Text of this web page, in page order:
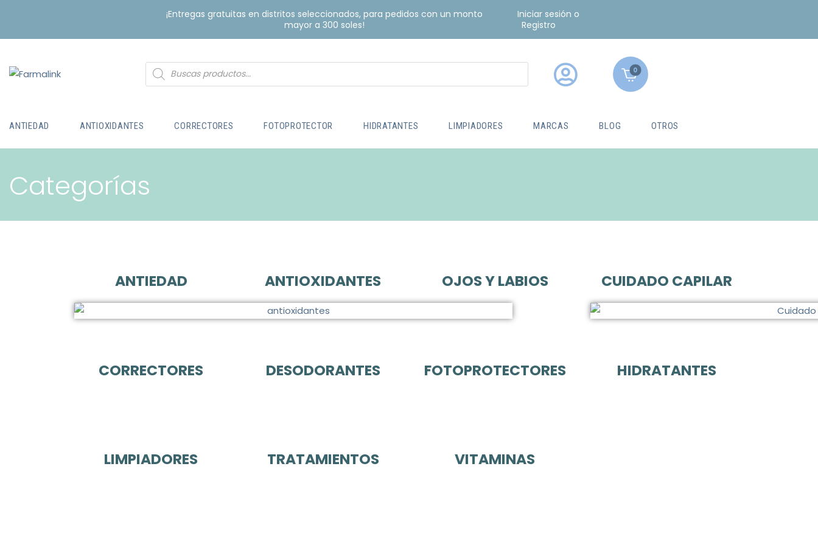
¡Entregas gratuitas en distritos seleccionados, para pedidos con un monto
mayor a 300 soles!
Iniciar sesión o
Registro
0
ANTIEDAD ANTIOXIDANTES CORRECTORES FOTOPROTECTOR HIDRATANTES LIMPIADORES MARCAS BLOG OTROS
Categorías
ANTIEDAD ANTIOXIDANTES OJOS Y LABIOS CUIDADO CAPILAR
CORRECTORES DESODORANTES FOTOPROTECTORES HIDRATANTES
LIMPIADORES TRATAMIENTOS VITAMINAS